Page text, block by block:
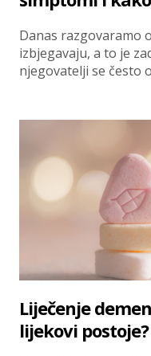
Danas razgovaramo
izbjegavaju, a to je
njegovatelji se često
Liječenje
lijekovi postoje?